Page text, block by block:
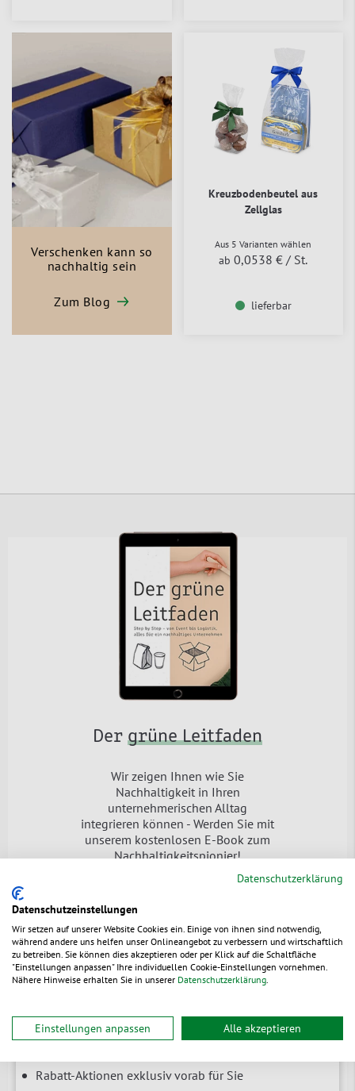
Verschenken kann so
nachhaltig sein
Zum Blog
Kreuzbodenbeutel aus
Zellglas
Aus 5 Varianten wählen
ab 0,0538 € / St.
lieferbar
Newsletter
Branchenrelevante News & Tipps
Rabatt-Aktionen exklusiv vorab für Sie
Der grüne Leitfaden
Wir zeigen Ihnen wie Sie
Nachhaltigkeit in Ihren
unternehmerischen Alltag
integrieren können - Werden Sie mit
unserem kostenlosen E-Book zum
Nachhaltigkeitspionier!
Datenschutzerklärung
Datenschutzeinstellungen
Wir setzen auf unserer Website Cookies ein. Einige von ihnen sind notwendig,
während andere uns helfen unser Onlineangebot zu verbessern und wirtschaftlich
zu betreiben. Sie können dies akzeptieren oder per Klick auf die Schaltfläche
"Einstellungen anpassen" Ihre individuellen Cookie-Einstellungen vornehmen.
Nähere Hinweise erhalten Sie in unserer Datenschutzerklärung
Einstellungen anpassen Alle akzeptieren